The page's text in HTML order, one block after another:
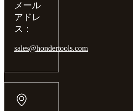
メール
アドレ
ス：
sales@hondertools.com